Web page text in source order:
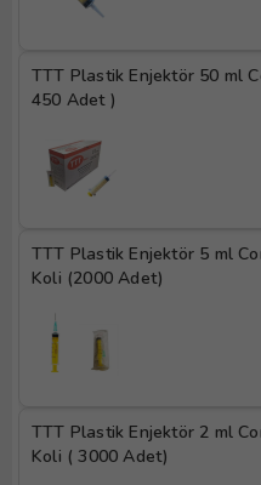
TTT Plastik Enjektör 50 ml
450 Adet )
TTT Plastik Enjektör 5 ml
Koli (2000 Adet)
TTT Plastik Enjektör 2 ml
Koli ( 3000 Adet)